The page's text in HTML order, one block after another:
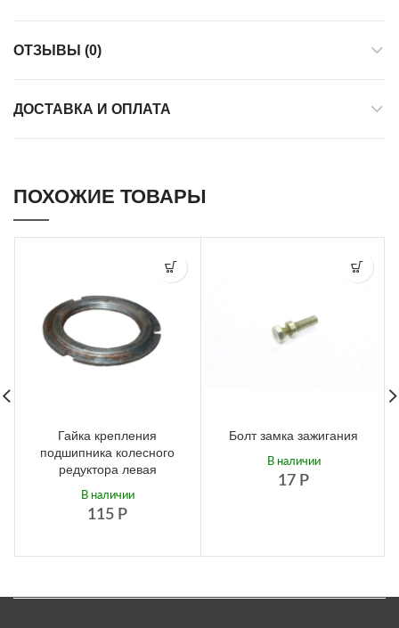
ОТЗЫВЫ (0)
ДОСТАВКА И ОПЛАТА
ПОХОЖИЕ ТОВАРЫ
Гайка крепления
подшипника колесного
редуктора левая
115 Р
В наличии
Болт замка зажигания
17 Р
В наличии